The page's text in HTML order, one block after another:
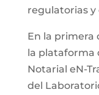
regulatorias y
En la primera
la plataforma
Notarial eN-
del